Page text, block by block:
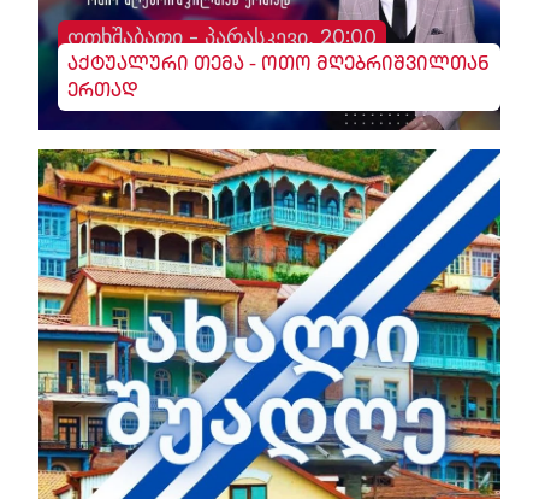
ოთხშაბათი - პარასკევი, 20:00
აქტუალური თემა - ოთო მღებრიშვილთან
ერთად